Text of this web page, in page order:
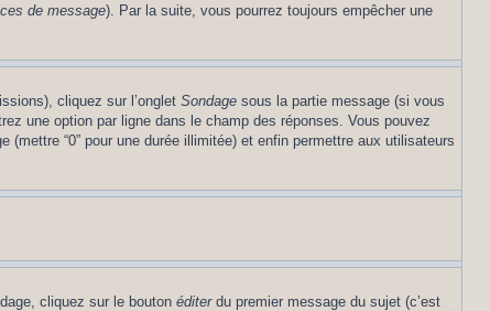
de message). Par la suite, vous pourrez toujours empêcher une
cliquez sur l’onglet Sondage sous la partie message (si vous
une option par ligne dans le champ des réponses. Vous pouvez
(mettre “0” pour une durée illimitée) et enfin permettre aux utilisateurs
cliquez sur le bouton éditerdu premier message du sujet (c’est